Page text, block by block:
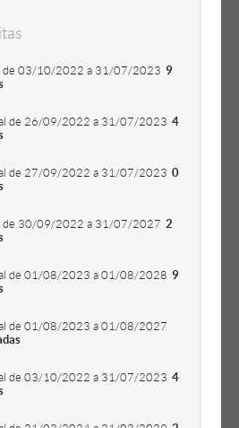
de 03/10/2022 a 31/07/2023 9
de 26/09/2022 a 31/07/2023 4
de 27/09/2022 a 31/07/2023 0
de 30/09/2022 a 31/07/2027 2
de 01/08/2023 a 01/08/2028 9
de 01/08/2023 a 01/08/2027
de 03/10/2022 a 31/07/2023 4